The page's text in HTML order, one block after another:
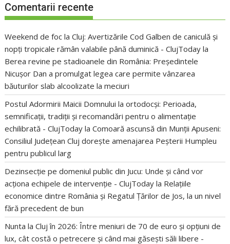
Comentarii recente
Weekend de foc la Cluj: Avertizările Cod Galben de caniculă și
nopți tropicale rămân valabile până duminică - ClujToday la
Berea revine pe stadioanele din România: Președintele
Nicușor Dan a promulgat legea care permite vânzarea
băuturilor slab alcoolizate la meciuri
Postul Adormirii Maicii Domnului la ortodocși: Perioada,
semnificații, tradiții și recomandări pentru o alimentație
echilibrată - ClujToday laComoară ascunsă din Munții Apuseni:
Consiliul Județean Cluj dorește amenajarea Peșterii Humpleu
pentru publicul larg
Dezinsecție pe domeniul public din Jucu: Unde și când vor
acționa echipele de intervenție - ClujToday la Relațiile
economice dintre România și Regatul Țărilor de Jos, la un nivel
fără precedent de bun
Nunta la Cluj în 2026: Între meniuri de 70 de euro și opțiuni de
lux, cât costă o petrecere și când mai găsești săli libere -